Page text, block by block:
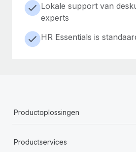
Lokale support van
experts
HR Essentials is
Productoplossingen
Productservices